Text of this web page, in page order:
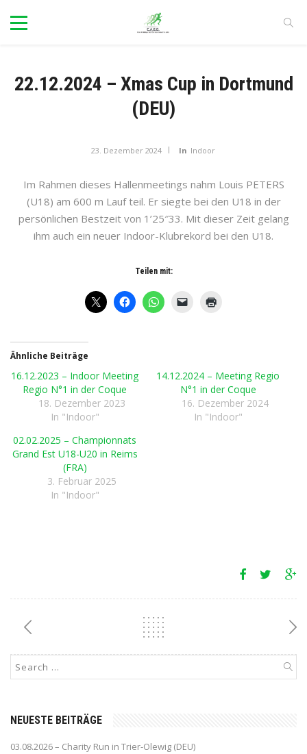
22.12.2024 – Xmas Cup in Dortmund
(DEU)
23. Dezember 2024 In Indoor
Im Rahmen dieses Hallenmeetings nahm Louis PETERS
(U18) am 600 m Lauf teil. Er siegte bei den U18 in der
persönlichen Bestzeit von 1’25″33. Mit dieser Zeit gelang
ihm auch ein neuer Indoor-Klubrekord bei den U18.
Teilen mit:
Ähnliche Beiträge
16.12.2023 – Indoor Meeting
Regio N°1 in der Coque
18. Dezember 2023
In "Indoor"
14.12.2024 – Meeting Regio
N°1 in der Coque
16. Dezember 2024
In "Indoor"
02.02.2025 – Championnats
Grand Est U18-U20 in Reims
(FRA)
3. Februar 2025
In "Indoor"
NEUESTE BEITRÄGE
03.08.2026 – Charity Run in Trier-Olewig (DEU)